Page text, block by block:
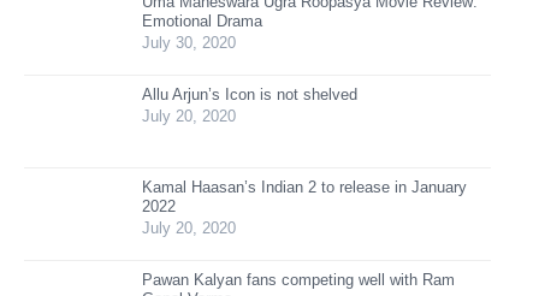
Emotional Drama
July 30, 2020
Allu Arjun’s Icon is not shelved
July 20, 2020
Kamal Haasan’s Indian 2 to release in January
2022
July 20, 2020
Pawan Kalyan fans competing well with Ram